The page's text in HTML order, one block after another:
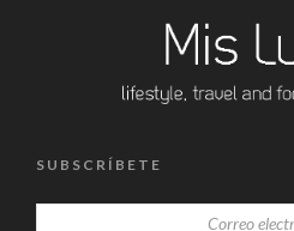
SUBSCRÍBETE